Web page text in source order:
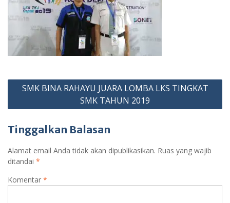
Navigasi
SMK BINA RAHAYU JUARA LOMBA LKS TINGKAT
SMK TAHUN 2019
Tinggalkan Balasan
Alamat email Anda tidak akan dipublikasikan. Ruas yang wajib
ditandai *
Komentar *